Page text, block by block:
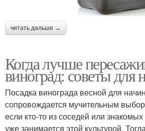
читать дальше →
Когда лучше
виноград: советы
Посадка винограда весной для
сопровождается мучительным
если кто-то из соседей или
уже занимается этой культурой.